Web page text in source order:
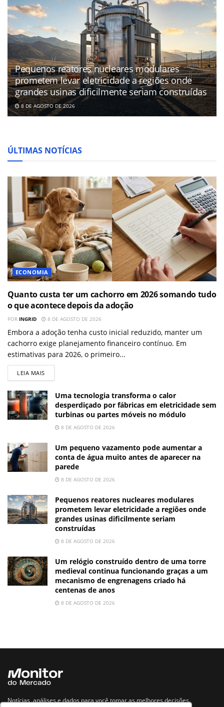
Pequenos reatores nucleares modulares
prometem levar eletricidade a regiões onde
grandes usinas dificilmente seriam construídas
8 DE AGOSTO DE 2026
ÚLTIMAS NOTÍCIAS
ECONOMIA
Quanto custa ter um cachorro em 2026 somando tudo
o que acontece depois da adoção
POR INGRID 8 DE AGOSTO DE 2026
Embora a adoção tenha custo inicial reduzido, manter um
cachorro exige planejamento financeiro contínuo. Em
estimativas para 2026, o primeiro...
LEIA MAIS
Uma tecnologia transforma o calor
desperdiçado por fábricas em eletricidade sem
turbinas ou partes móveis no módulo
8 DE AGOSTO DE 2026
Um pequeno vazamento pode aumentar a
conta de água muito antes de aparecer na
parede
8 DE AGOSTO DE 2026
Pequenos reatores nucleares modulares
prometem levar eletricidade a regiões onde
grandes usinas dificilmente seriam
construídas
8 DE AGOSTO DE 2026
Um relógio construído dentro de uma torre
medieval continua funcionando graças a um
mecanismo de engrenagens criado há
centenas de anos
8 DE AGOSTO DE 2026
Notícias, análises e dados para você tomar as melhores decisões.